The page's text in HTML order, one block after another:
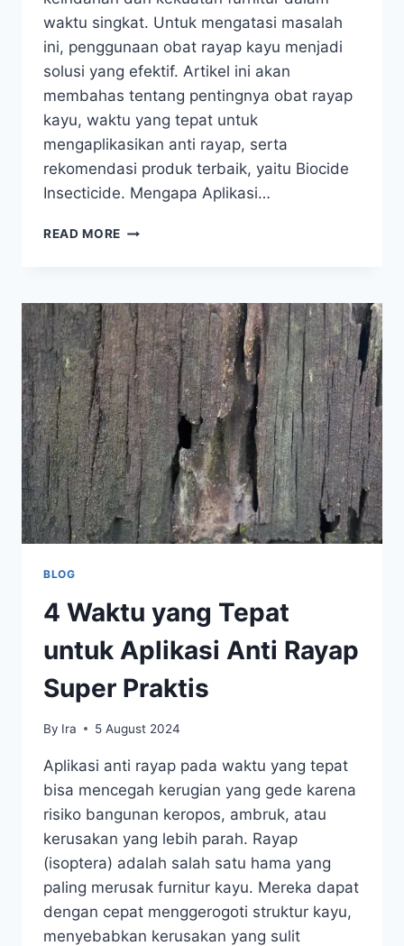
waktu singkat. Untuk mengatasi masalah
ini, penggunaan obat rayap kayu menjadi
solusi yang efektif. Artikel ini akan
membahas tentang pentingnya obat rayap
kayu, waktu yang tepat untuk
mengaplikasikan anti rayap, serta
rekomendasi produk terbaik, yaitu Biocide
Insecticide. Mengapa Aplikasi…
READ MORE OBAT
AMPUH
MELINDUNGI
PERABOTAN
KAYU
BLOG
4 Waktu yang Tepat
untuk Aplikasi Anti Rayap
Super Praktis
By Ira 5 August 2024
Aplikasi anti rayap pada waktu yang tepat
bisa mencegah kerugian yang gede karena
risiko bangunan keropos, ambruk, atau
kerusakan yang lebih parah. Rayap
(isoptera) adalah salah satu hama yang
paling merusak furnitur kayu. Mereka dapat
dengan cepat menggerogoti struktur kayu,
menyebabkan kerusakan yang sulit